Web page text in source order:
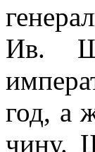
Ив.
год, а
чину.